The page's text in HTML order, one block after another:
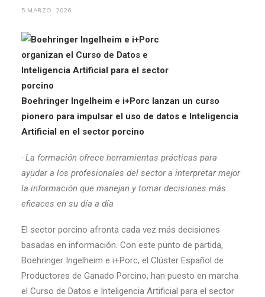
5 MARZO, 2026
Boehringer Ingelheim e i+Porc lanzan un curso
pionero para impulsar el uso de datos e Inteligencia
Artificial en el sector porcino
· La formación ofrece herramientas prácticas para
ayudar a los profesionales del sector a interpretar mejor
la información que manejan y tomar decisiones más
eficaces en su día a día
El sector porcino afronta cada vez más decisiones
basadas en información. Con este punto de partida,
Boehringer Ingelheim e i+Porc, el Clúster Español de
Productores de Ganado Porcino, han puesto en marcha
el Curso de Datos e Inteligencia Artificial para el sector